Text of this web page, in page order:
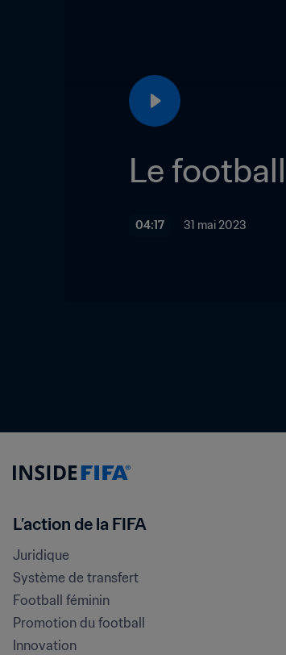
Le
04:17 31 mai 2023
L’action de la FIFA
Juridique
Système de transfert
Football féminin
Promotion du football
Innovation